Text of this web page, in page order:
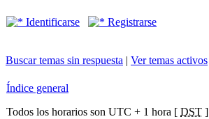
Identificarse Registrarse
Buscar temas sin respuesta | Ver temas activos
Índice general
Todos los horarios son UTC + 1 hora [ DST ]